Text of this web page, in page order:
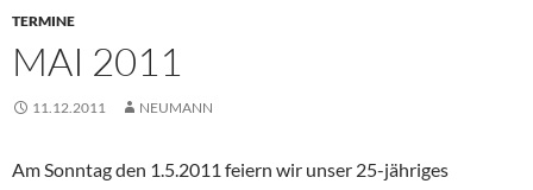
TERMINE
MAI 2011
11.12.2011 NEUMANN
Am Sonntag den 1.5.2011 feiern wir unser 25-jähriges